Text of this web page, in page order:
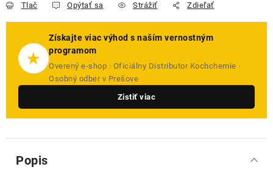
Tlač Opýtať sa Strážiť Zdieľať
★
Získajte viac výhod s naším vernostným
programom
Overený e-shop · Oficiálny Distributor Kochchemie ·
Osobný odber v Prešove
Zistiť viac
Popis